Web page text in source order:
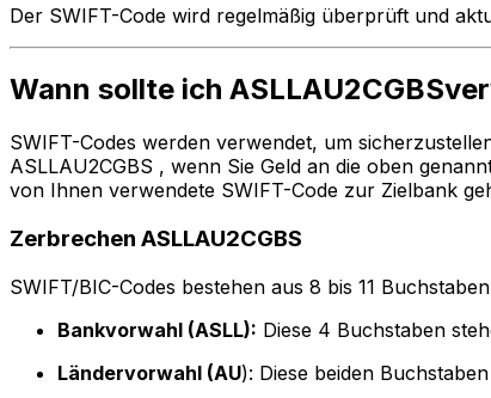
Der SWIFT-Code wird regelmäßig überprüft und
Wann sollte ich
SWIFT-Codes werden verwendet, um
ASLLAU2CGBS , wenn Sie Geld an die oben
von Ihnen verwendete SWIFT-Code zur Zielbank
Zerbrechen ASLLAU2CGBS
SWIFT/BIC-Codes bestehen aus 8 bis 11
Bankvorwahl (ASLL): Diese 4 Buchstaben
Ländervorwahl (AU): Diese beiden